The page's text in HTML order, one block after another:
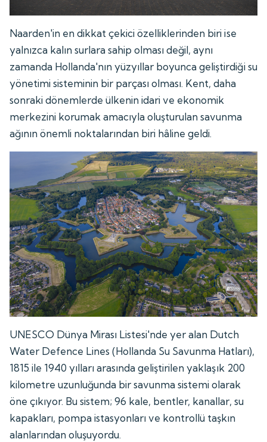
Naarden'in en dikkat çekici özelliklerinden biri ise
yalnızca kalın surlara sahip olması değil, aynı
zamanda Hollanda'nın yüzyıllar boyunca geliştirdiği su
yönetimi sisteminin bir parçası olması. Kent, daha
sonraki dönemlerde ülkenin idari ve ekonomik
merkezini korumak amacıyla oluşturulan savunma
ağının önemli noktalarından biri hâline geldi.
UNESCO Dünya Mirası Listesi'nde yer alan Dutch
Water Defence Lines (Hollanda Su Savunma Hatları),
1815 ile 1940 yılları arasında geliştirilen yaklaşık 200
kilometre uzunluğunda bir savunma sistemi olarak
öne çıkıyor. Bu sistem; 96 kale, bentler, kanallar, su
kapakları, pompa istasyonları ve kontrollü taşkın
alanlarından oluşuyordu.